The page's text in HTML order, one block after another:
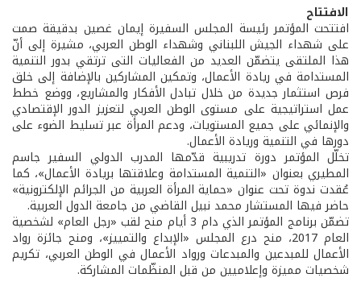
الافتتاح
افتتحت المؤتمر رئيسة المجلس السفيرة إيمان غصين بدقيقة صمت
على شهداء الجيش اللبناني وشهداء الوطن العربي، مشيرة إلى أنّ
هذا الملتقى يتضمّن العديد من الفعاليات التى ترتقي بدور التنمية
المستدامة في ريادة الأعمال، وتمكين المشاركين بالإضافة إلى خلق
فرص استثمار جديدة من خلال تبادل الأفكار والمشاريع، ووضع خطط
عمل استراتيجية على مستوى الوطن العربي لتعزيز الدور الإقتصادي
والإنمائي على جميع المستويات، ودعم المرأة عبر تسليط الضوء على
دورها في التنمية وريادة الأعمال.
تخلّل المؤتمر دورة تدريبية قدّمها المدرب الدولي السفير جاسم
المطيري بعنوان «التنمية المستدامة وعلاقتها بريادة الأعمال»، كما
عُقدت ندوة تحت عنوان «حماية المرأة العربية من الجرائم الإلكترونية»
حاضر فيها المستشار محمد نبيل القاضي من جامعة الدول العربية.
تضمّن برنامج المؤتمر الذي دام 3 أيام منح لقب «رجل العام» لشخصية
العام 2017، منح درع المجلس «الإبداع والتمييز»، ومنح جائزة رواد
الأعمال للمبدعين والمبدعات ورواد الأعمال في الوطن العربي، تكريم
شخصيات مميزة وإعلاميين من قبل المنظّمات المشاركة.